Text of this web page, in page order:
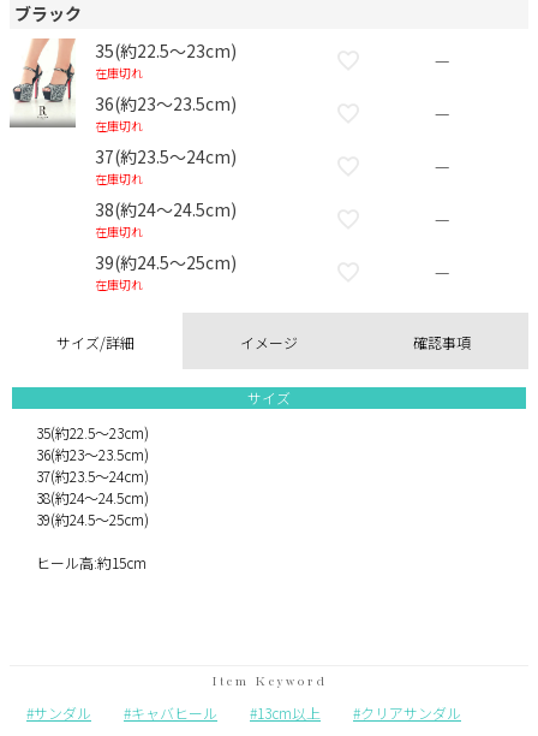
ブラック
35(約22.5～23cm)
在庫切れ
—
36(約23～23.5cm)
在庫切れ
—
37(約23.5～24cm)
在庫切れ
—
38(約24～24.5cm)
在庫切れ
—
39(約24.5～25cm)
在庫切れ
—
サイズ/詳細 イメージ 確認事項
サイズ
35(約22.5～23cm)
36(約23～23.5cm)
37(約23.5～24cm)
38(約24～24.5cm)
39(約24.5～25cm)
ヒール高:約15cm
サンダル キャバヒール 13cm以上
クリアサンダル